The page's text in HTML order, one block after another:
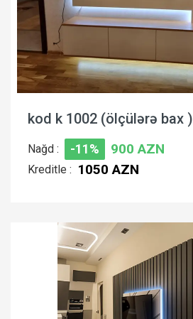
kod k 1002 (ölçülərə bax )
Nağd : -11% 900 AZN
Kreditle : 1050 AZN